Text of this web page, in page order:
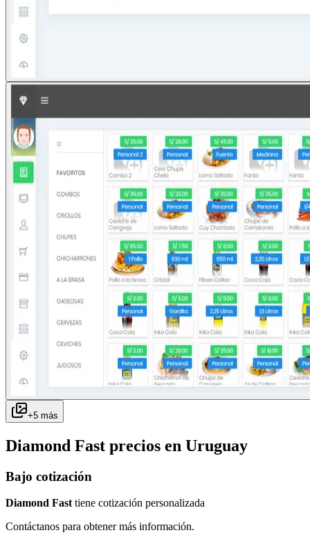
+5 más
Diamond Fast precios en Uruguay
Bajo cotización
Diamond Fast tiene cotización personalizada
Contáctanos para obtener más información.